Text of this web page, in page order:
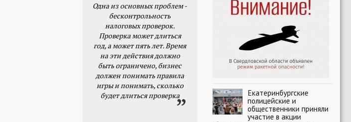
Одна из основных проблем -
бесконтрольность
налоговых проверок.
Проверка может длиться
год, а может пять лет. Время
на эти действия должно
быть ограничено, бизнес
должен понимать правила
игры и понимать, сколько
будет длиться проверка
Екатеринбургские
полицейские и
общественники приняли
участие в акции